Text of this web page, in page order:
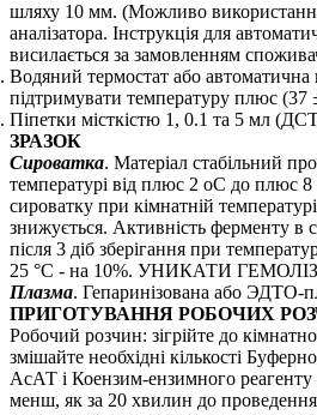
шляху 10 мм. (Можливo
аналізатора. Інструкція для
висилається за замовленням
Водяний термостат або автоматична
підтримувати температуру плюс (37
Піпетки місткістю 1, 0.1 та 5 мл
ЗРАЗОК
Сироватка. Матеріал стабільний
температурі від плюс 2 оС до плюс
сироватку при кімнатній
знижується. Активність ферменту в
після 3 діб зберігання при
25 °С - на 10%. УНИКАТИ
Плазма. Гепаринізована або ЭДТО-
ПРИГОТУВАННЯ РОБОЧИХ
Робочий розчин: зігрійте до
змішайте необхідні кількості
АсАТ i Коензим-ензимного реагенту
менш, як за 20 хвилин до